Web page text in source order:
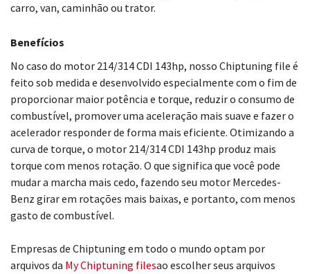
carro, van, caminhão ou trator.
Benefícios
No caso do motor 214/314 CDI 143hp, nosso Chiptuning file é
feito sob medida e desenvolvido especialmente com o fim de
proporcionar maior potência e torque, reduzir o consumo de
combustível, promover uma aceleração mais suave e fazer o
acelerador responder de forma mais eficiente. Otimizando a
curva de torque, o motor 214/314 CDI 143hp produz mais
torque com menos rotação. O que significa que você pode
mudar a marcha mais cedo, fazendo seu motor Mercedes-
Benz girar em rotações mais baixas, e portanto, com menos
gasto de combustível.
Empresas de Chiptuning em todo o mundo optam por
arquivos da My Chiptuning filesao escolher seus arquivos